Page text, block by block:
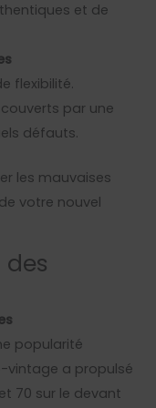
et de
flexibilité.
par une
défauts.
les mauvaises
votre nouvel
popularité
vintage a propulsé
70 sur le devant